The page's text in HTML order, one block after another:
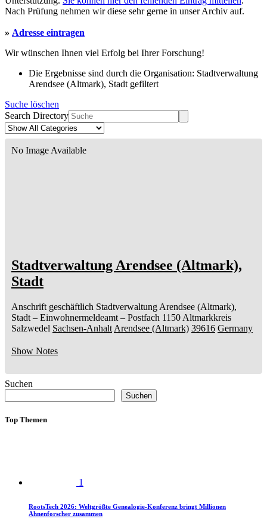
Nach Prüfung nehmen wir diese sehr gerne in unser Archiv auf.
» Adresse eintragen
Wir wünschen Ihnen viel Erfolg bei Ihrer Forschung!
Die Ergebnisse sind durch die Organisation: Stadtverwaltung
Arendsee (Altmark), Stadt gefiltert
Suche löschen
Search Directory
No Image Available
Stadtverwaltung Arendsee (Altmark),
Stadt
Anschrift geschäftlich Stadtverwaltung Arendsee (Altmark),
Stadt – Einwohnermeldeamt – Postfach 1150 Altmarkkreis
Salzwedel Sachsen-Anhalt Arendsee (Altmark) 39616 Germany
Show Notes
Suchen
Suchen
Top Themen
1
RootsTech 2026: Weltgrößte Genealogie-Konferenz bringt Millionen
Ahnenforscher zusammen